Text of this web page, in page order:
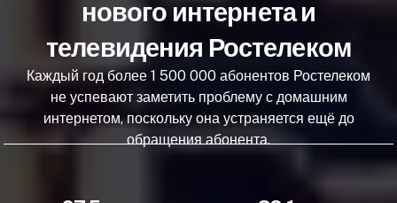
нового интернета и
телевидения Ростелеком
Каждый год более 1 500 000 абонентов Ростелеком
не успевают заметить проблему с домашним
интернетом, поскольку она устраняется ещё до
обращения абонента.